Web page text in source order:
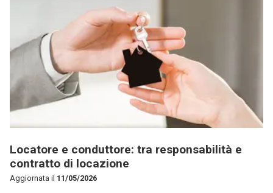
Locatore e conduttore: tra responsabilità e
contratto di locazione​
Aggiornata il 11/05/2026